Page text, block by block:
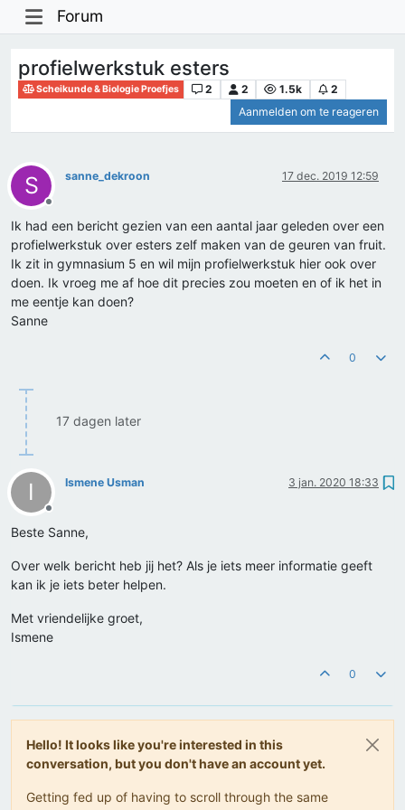
Forum
profielwerkstuk esters
Scheikunde & Biologie Proefjes 2 2 1.5k
2
Aanmelden om te reageren
S
Offline
sanne_dekroon 17 dec. 2019 12:59
Ik had een bericht gezien van een aantal jaar geleden over een
profielwerkstuk over esters zelf maken van de geuren van fruit.
Ik zit in gymnasium 5 en wil mijn profielwerkstuk hier ook over
doen. Ik vroeg me af hoe dit precies zou moeten en of ik het in
me eentje kan doen?
Sanne
0
17 dagen later
I
Offline
Ismene Usman 3 jan. 2020 18:33
Beste Sanne,
Over welk bericht heb jij het? Als je iets meer informatie geeft
kan ik je iets beter helpen.
Met vriendelijke groet,
Ismene
0
Hello! It looks like you're interested in this
conversation, but you don't have an account yet.
Getting fed up of having to scroll through the same